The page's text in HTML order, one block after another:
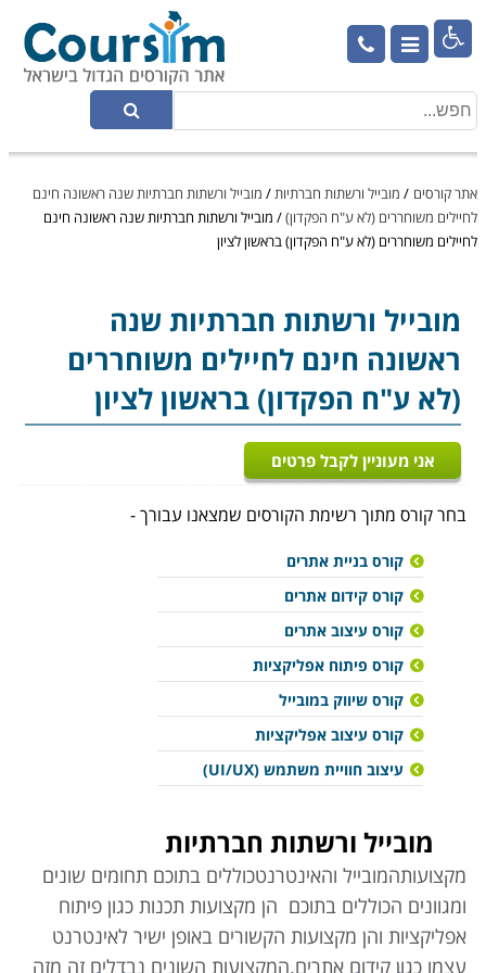

אתר קורסים / מובייל ורשתות חברתיות/ מובייל ורשתות חברתיות שנה ראשונה חינם
לחיילים משוחררים (לא ע"ח הפקדון)/ מובייל ורשתות חברתיות שנה ראשונה חינם
לחיילים משוחררים (לא ע"ח הפקדון) בראשון לציון
מובייל ורשתות חברתיותשנה
ראשונה חינם לחיילים משוחררים
(לא ע"ח הפקדון) בראשון לציון
אני מעוניין לקבל פרטים
בחר קורס מתוך רשימת הקורסים שמצאנו עבורך -
קורס בניית אתרים
קורס קידום אתרים
קורס עיצוב אתרים
קורס פיתוח אפליקציות
קורס שיווק במובייל
קורס עיצוב אפליקציות
עיצוב חוויית משתמש (UI/UX)
מובייל ורשתות חברתיות
מקצועותהמובייל והאינטרנטכוללים בתוכם תחומים שונים
ומגוונים הכוללים בתוכם הן מקצועות תכנות כגון פיתוח
אפליקציות והן מקצועות הקשורים באופן ישיר לאינטרנט
עצמו כגון קידום אתרים.המקצועות השונים נבדלים זה מזה